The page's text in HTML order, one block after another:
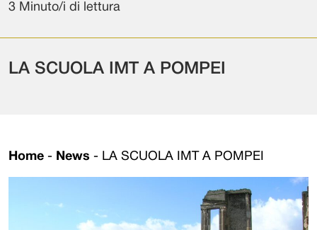
3 Minuto/i di lettura
LA SCUOLA IMT A POMPEI
Home - News - LA SCUOLA IMT A POMPEI